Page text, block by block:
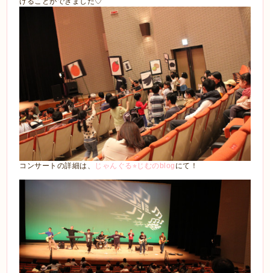
コンサートの詳細は、 じゃんぐる⭐︎じむのblog にて！